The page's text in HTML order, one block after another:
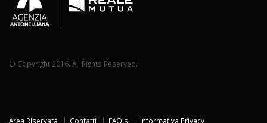
© Copyright 2016. All Rights Reserved.
Area Riservata Contatti FAQ's
Informativa Privacy